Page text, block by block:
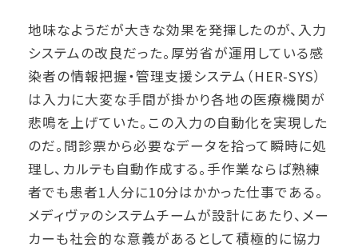
地味なようだが大きな効果を発揮したのが、入力
システムの改良だった。厚労省が運用している感
染者の情報把握・管理支援システム（HER-SYS）
は入力に大変な手間が掛かり各地の医療機関が
悲鳴を上げていた。この入力の自動化を実現した
のだ。問診票から必要なデータを拾って瞬時に処
理し、カルテも自動作成する。手作業ならば熟練
者でも患者1人分に10分はかかった仕事である。
メディヴァのシステムチームが設計にあたり、メー
カーも社会的な意義があるとして積極的に協力